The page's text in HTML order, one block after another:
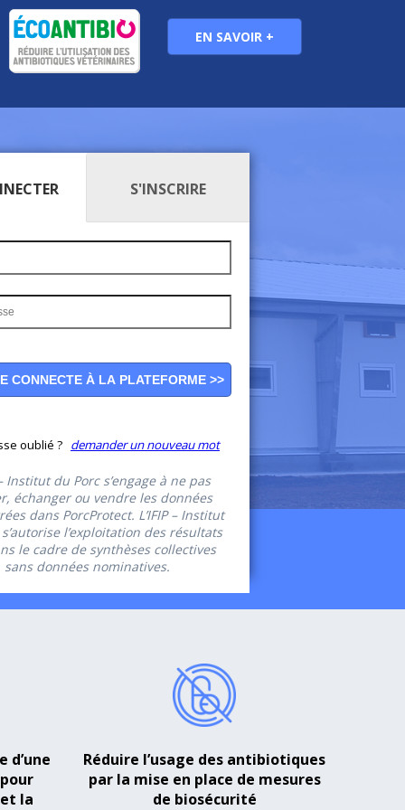
EN SAVOIR +
S'INSCRIRE
oublié ? demander un nouveau mot
– Institut du Porc s’engage à ne pas
échanger ou vendre les données
dans PorcProtect. L’IFIP – Institut
l’exploitation des résultats
le cadre de synthèses collectives
sans données nominatives.
d’une
la
Réduire l’usage des antibiotiques
par la mise en place de mesures
de biosécurité